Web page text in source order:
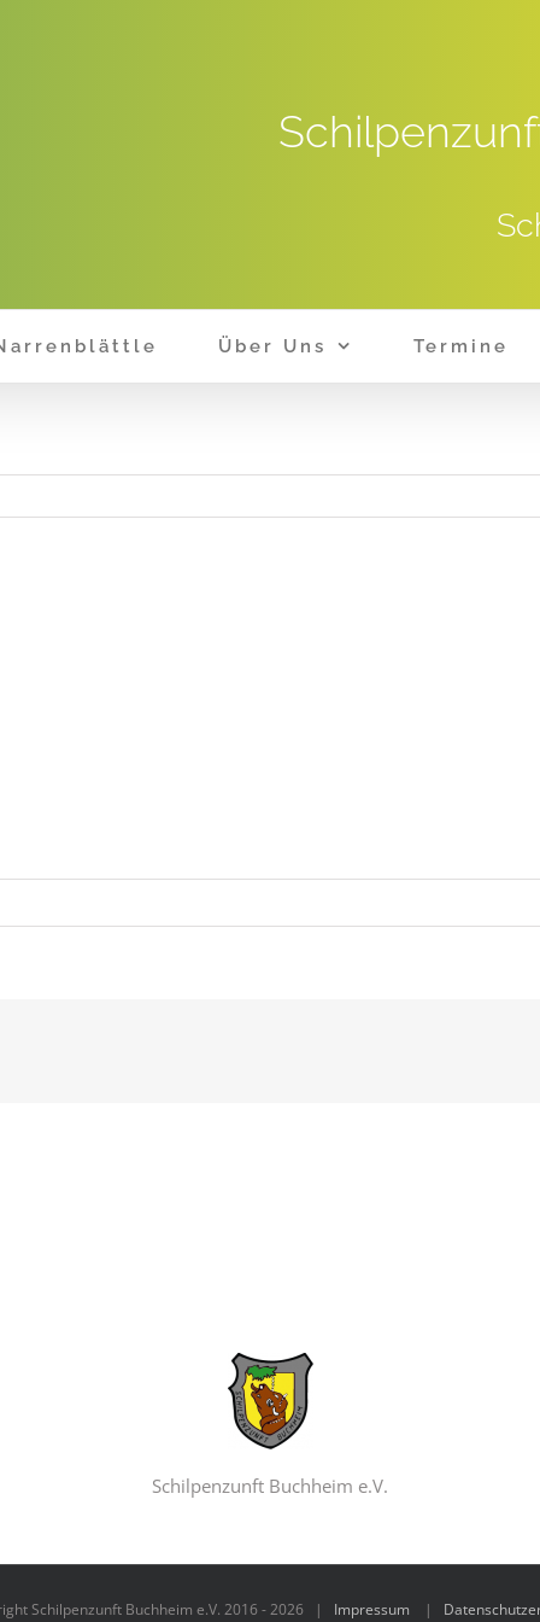
Über Uns Termine
Schilpenzunft Buchheim e.V.
Schilpenzunft Buchheim e.V. 2016 -2026 | Impressum |